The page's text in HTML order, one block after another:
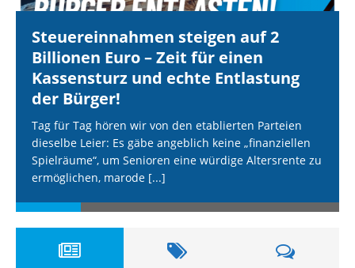
Steuereinnahmen steigen auf 2
Billionen Euro – Zeit für einen
Kassensturz und echte Entlastung
der Bürger!
Tag für Tag hören wir von den etablierten Parteien
dieselbe Leier: Es gäbe angeblich keine „finanziellen
Spielräume“, um Senioren eine würdige Altersrente zu
ermöglichen, marode [...]